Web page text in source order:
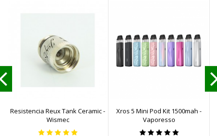
Resistencia Reux Tank Ceramic -
Wismec
Xros 5 Mini Pod Kit 1500mah -
Vaporesso